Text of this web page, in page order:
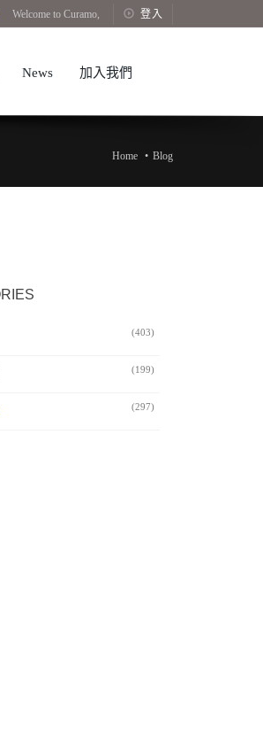
Welcome to Curamo, 登入
News 加入我們
Home Blog
(403)
(199)
(297)